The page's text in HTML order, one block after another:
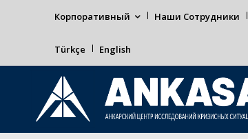
Корпоративный Наши Сотрудники
Türkçe English